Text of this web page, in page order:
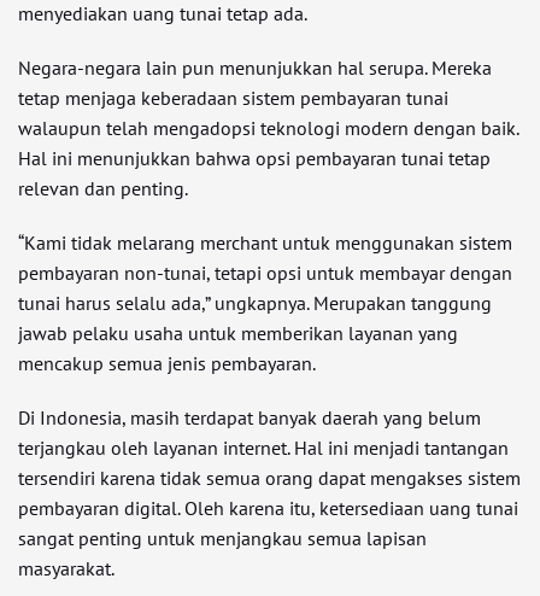
menyediakan uang tunai tetap ada.
Negara-negara lain pun menunjukkan hal serupa. Mereka
tetap menjaga keberadaan sistem pembayaran tunai
walaupun telah mengadopsi teknologi modern dengan baik.
Hal ini menunjukkan bahwa opsi pembayaran tunai tetap
relevan dan penting.
“Kami tidak melarang merchant untuk menggunakan sistem
pembayaran non-tunai, tetapi opsi untuk membayar dengan
tunai harus selalu ada,” ungkapnya. Merupakan tanggung
jawab pelaku usaha untuk memberikan layanan yang
mencakup semua jenis pembayaran.
Di Indonesia, masih terdapat banyak daerah yang belum
terjangkau oleh layanan internet. Hal ini menjadi tantangan
tersendiri karena tidak semua orang dapat mengakses sistem
pembayaran digital. Oleh karena itu, ketersediaan uang tunai
sangat penting untuk menjangkau semua lapisan
masyarakat.